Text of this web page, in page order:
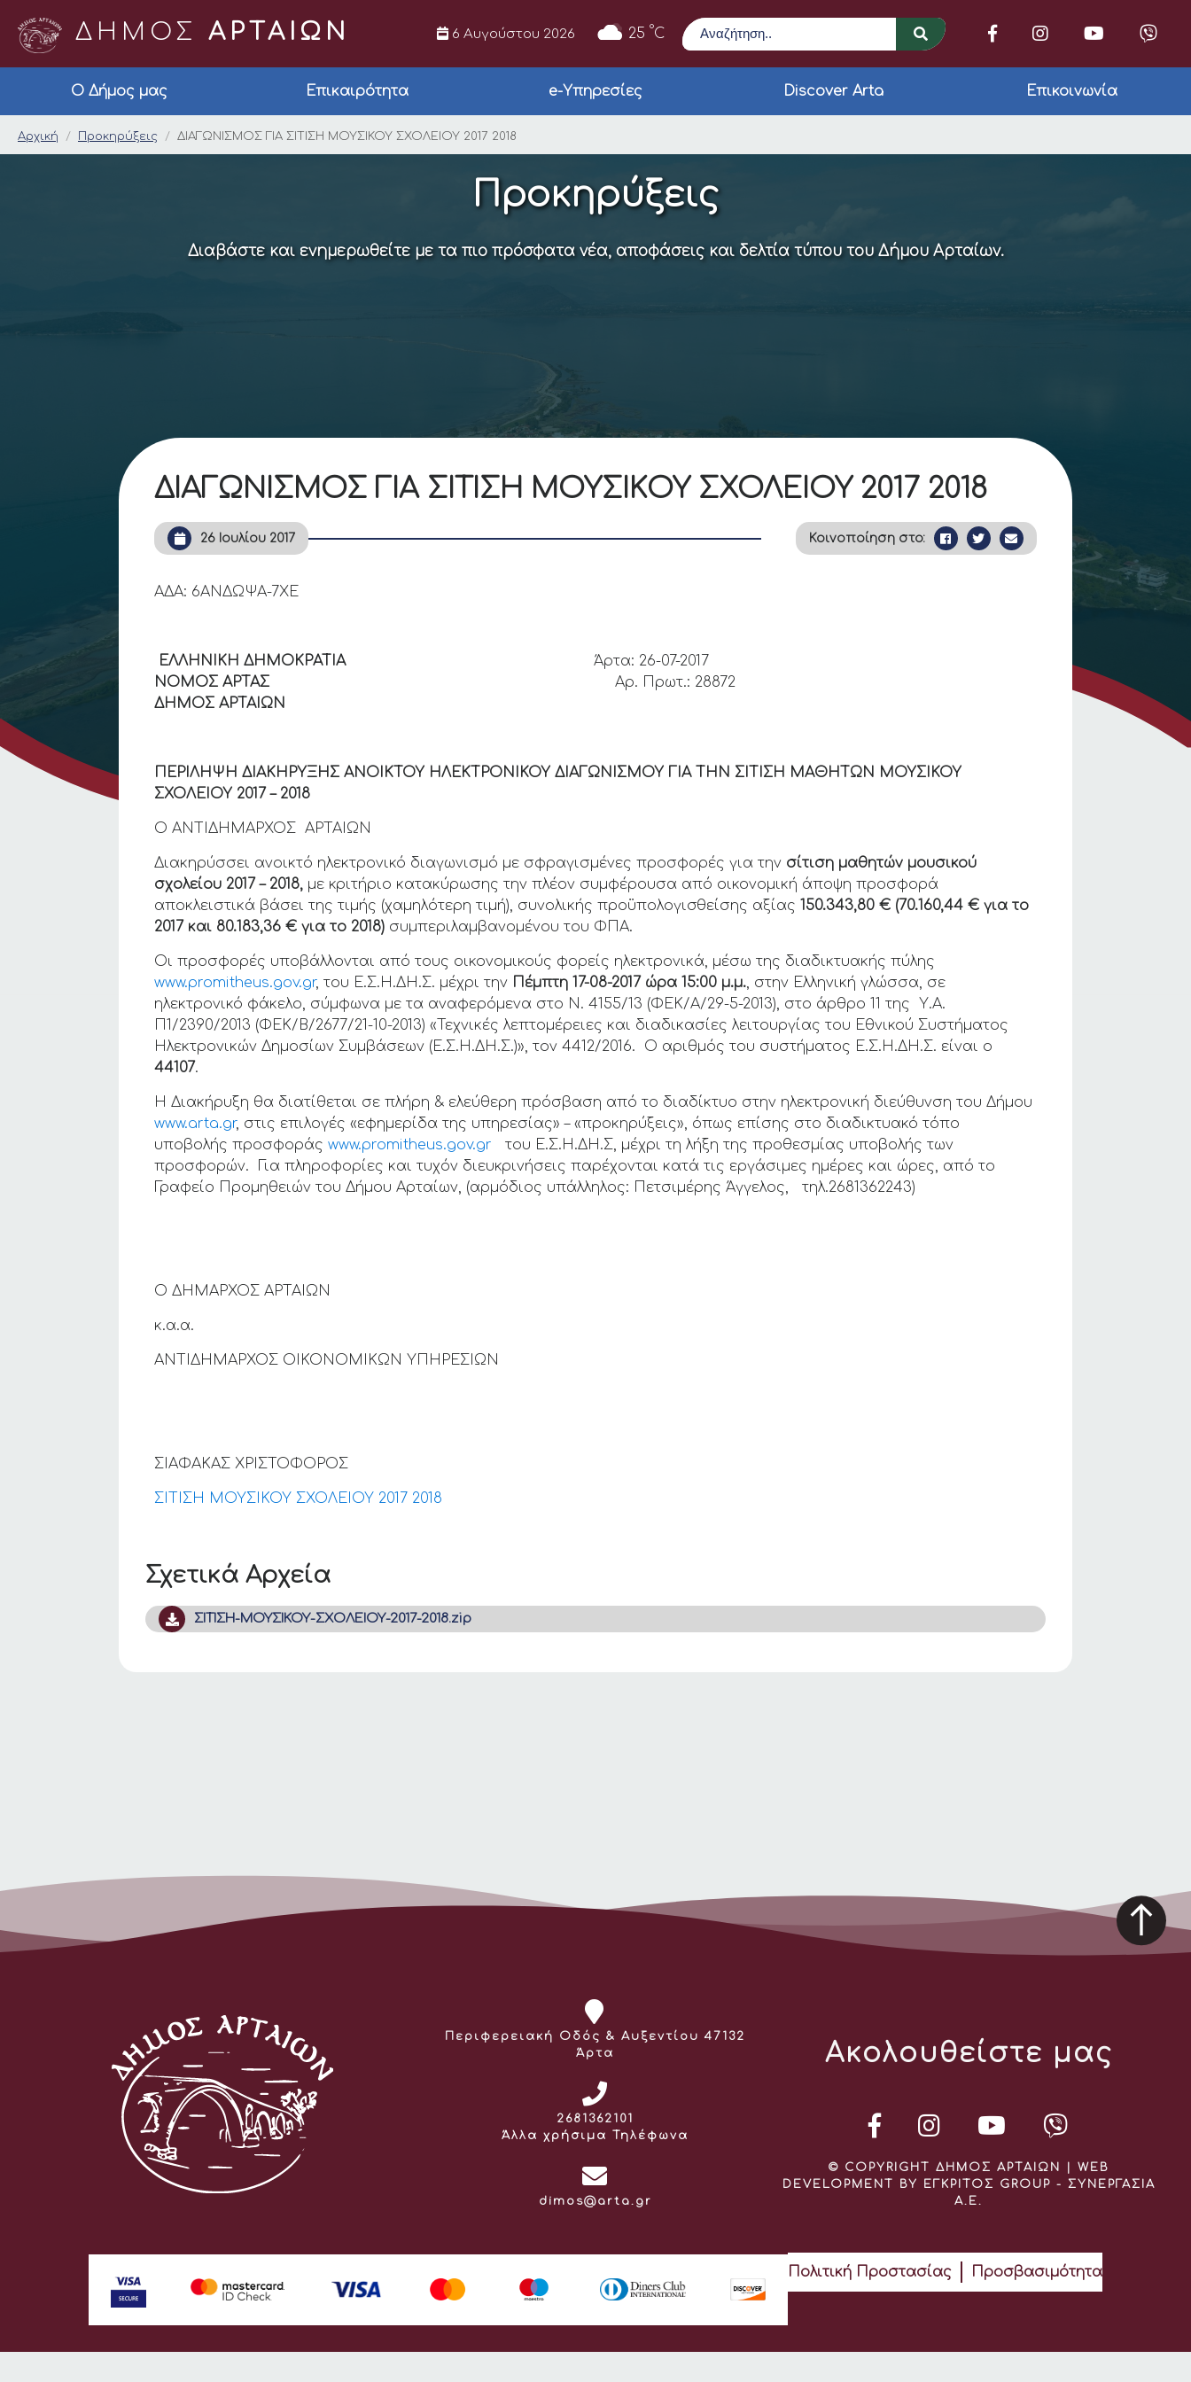
ΔΗΜΟΣ ΑΡΤΑΙΩΝ 6 Αυγούστου 2026 25 °C
Αναζήτηση
Ο Δήμος μας Επικαιρότητα e-Υπηρεσίες Discover Arta Επικοινωνία
ΔΙΑΓΩΝΙΣΜΟΣ ΓΙΑ ΣΙΤΙΣΗ ΜΟΥΣΙΚΟΥ ΣΧΟΛΕΙΟΥ 2017 2018
Αρχική Προκηρύξεις ΔΙΑΓΩΝΙΣΜΟΣ ΓΙΑ ΣΙΤΙΣΗ ΜΟΥΣΙΚΟΥ ΣΧΟΛΕΙΟΥ 2017 2018
Προκηρύξεις
Διαβάστε και ενημερωθείτε με τα πιο πρόσφατα νέα, αποφάσεις και δελτία τύπου του Δήμου Αρταίων.
Σχετικά Αρχεία
ΣΙΤΙΣΗ-ΜΟΥΣΙΚΟΥ-ΣΧΟΛΕΙΟΥ-2017-2018.zip
ΔΙΑΓΩΝΙΣΜΟΣ ΓΙΑ ΣΙΤΙΣΗ ΜΟΥΣΙΚΟΥ ΣΧΟΛΕΙΟΥ 2017 2018
26 Ιουλίου 2017 Κοινοποίηση στο:
ΑΔΑ: 6ΑΝΔΩΨΑ-7ΧΕ
ΕΛΛΗΝΙΚΗ ΔΗΜΟΚΡΑΤΙΑΆρτα: 26-07-2017
ΝΟΜΟΣ ΑΡΤΑΣΑρ. Πρωτ.: 28872
ΔΗΜΟΣ ΑΡΤΑΙΩΝ
ΠΕΡΙΛΗΨΗ ΔΙΑΚΗΡΥΞΗΣ ΑΝΟΙΚΤΟΥ ΗΛΕΚΤΡΟΝΙΚΟΥ ΔΙΑΓΩΝΙΣΜΟΥ ΓΙΑ ΤΗΝ ΣΙΤΙΣΗ ΜΑΘΗΤΩΝ ΜΟΥΣΙΚΟΥ
ΣΧΟΛΕΙΟΥ 2017 – 2018
Ο ΑΝΤΙΔΗΜΑΡΧΟΣ ΑΡΤΑΙΩΝ
Διακηρύσσει ανοικτό ηλεκτρονικό διαγωνισμό με σφραγισμένες προσφορές για την σίτιση μαθητών μουσικού
σχολείου 2017 – 2018, με κριτήριο κατακύρωσης την πλέον συμφέρουσα από οικονομική άποψη προσφορά
αποκλειστικά βάσει της τιμής (χαμηλότερη τιμή), συνολικής προϋπολογισθείσης αξίας150.343,80 € (70.160,44 € για το
2017 και 80.183,36 € για το 2018) συμπεριλαμβανομένου του ΦΠΑ.
Οι προσφορές υποβάλλονται από τους οικονομικούς φορείς ηλεκτρονικά, μέσω της διαδικτυακής πύλης
www.promitheus.gov.gr, του Ε.Σ.Η.ΔΗ.Σ. μέχρι την Πέμπτη 17-08-2017 ώρα 15:00 μ.μ., στην Ελληνική γλώσσα, σε
ηλεκτρονικό φάκελο, σύμφωνα με τα αναφερόμενα στο Ν. 4155/13 (ΦΕΚ/Α/29-5-2013), στο άρθρο 11 της Υ.Α.
Π1/2390/2013 (ΦΕΚ/Β/2677/21-10-2013) «Τεχνικές λεπτομέρειες και διαδικασίες λειτουργίας του Εθνικού Συστήματος
Ηλεκτρονικών Δημοσίων Συμβάσεων (Ε.Σ.Η.ΔΗ.Σ.)», τον 4412/2016. Ο αριθμός του συστήματος Ε.Σ.Η.ΔΗ.Σ. είναι ο
44107.
Η Διακήρυξη θα διατίθεται σε πλήρη & ελεύθερη πρόσβαση από το διαδίκτυο στην ηλεκτρονική διεύθυνση του Δήμου
www.arta.gr, στις επιλογές «εφημερίδα της υπηρεσίας» – «προκηρύξεις», όπως επίσης στο διαδικτυακό τόπο
υποβολής προσφοράςwww.promitheus.gov.gr του Ε.Σ.Η.ΔΗ.Σ, μέχρι τη λήξη της προθεσμίας υποβολής των
προσφορών. Για πληροφορίες και τυχόν διευκρινήσεις παρέχονται κατά τις εργάσιμες ημέρες και ώρες, από το
Γραφείο Προμηθειών του Δήμου Αρταίων, (αρμόδιος υπάλληλος: Πετσιμέρης Άγγελος, τηλ.2681362243)
Ο ΔΗΜΑΡΧΟΣ ΑΡΤΑΙΩΝ
κ.α.α.
ΑΝΤΙΔΗΜΑΡΧΟΣ ΟΙΚΟΝΟΜΙΚΩΝ ΥΠΗΡΕΣΙΩΝ
ΣΙΑΦΑΚΑΣ ΧΡΙΣΤΟΦΟΡΟΣ
ΣΙΤΙΣΗ ΜΟΥΣΙΚΟΥ ΣΧΟΛΕΙΟΥ 2017 2018
Διεύθυνση:
Περιφερειακή Οδός & Αυξεντίου 47132
Άρτα
Τηλέφωνο:
2681362101
Άλλα χρήσιμα Τηλέφωνα
Email:
dimos@arta.gr
Ακολουθείστε μας
© COPYRIGHT ΔΗΜΟΣ ΑΡΤΑΙΩΝ | WEB
DEVELOPMENT BY ΕΓΚΡΙΤΟΣ GROUP - ΣΥΝΕΡΓΑΣΙΑ
Α.Ε.
Πολιτική Προστασίας Προσβασιμότητα